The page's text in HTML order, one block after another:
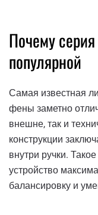
Почему
популярной
Самая известная
фены заметно
внешне, так и
конструкции
внутри ручки.
устройство
балансировку и